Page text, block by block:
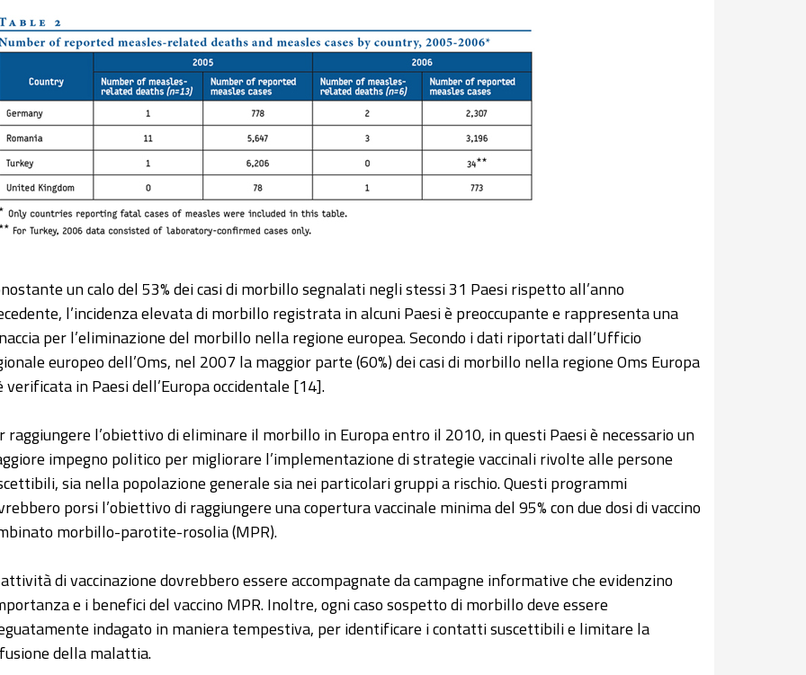
un calo del 53% dei casi di morbillo segnalati negli stessi 31 Paesi rispetto all’anno
l’incidenza elevata di morbillo registrata in alcuni Paesi è preoccupante e rappresenta una
per l’eliminazione del morbillo nella regione europea. Secondo i dati riportati dall’Ufficio
europeo dell’Oms, nel 2007 la maggior parte (60%) dei casi di morbillo nella regione Oms Europa
verificata in Paesi dell’Europa occidentale [14].
raggiungere l’obiettivo di eliminare il morbillo in Europa entro il 2010, in questi Paesi è necessario un
impegno politico per migliorare l’implementazione di strategie vaccinali rivolte alle persone
sia nella popolazione generale sia nei particolari gruppi a rischio. Questi programmi
porsi l’obiettivo di raggiungere una copertura vaccinale minima del 95% con due dosi di vaccino
morbillo-parotite-rosolia (MPR).
di vaccinazione dovrebbero essere accompagnate da campagne informative che evidenzino
e i benefici del vaccino MPR. Inoltre, ogni caso sospetto di morbillo deve essere
indagato in maniera tempestiva, per identificare i contatti suscettibili e limitare la
della malattia.